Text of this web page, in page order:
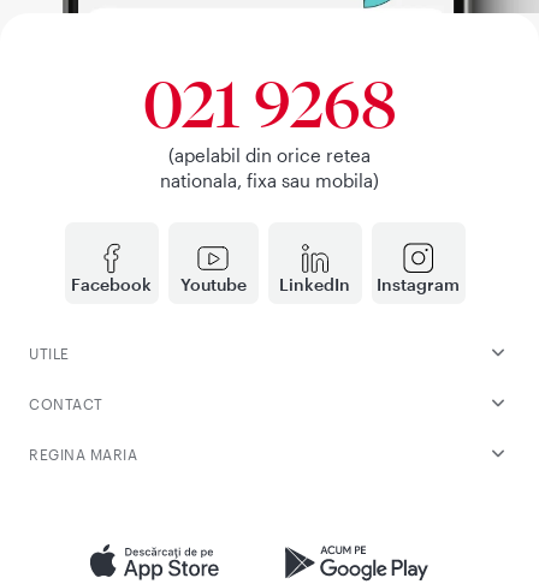
Facebook Youtube LinkedIn Instagram
021 9268
(apelabil din orice retea
nationala, fixa sau mobila)
UTILE
CONTACT
REGINA MARIA